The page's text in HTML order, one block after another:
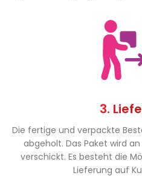
3.
Die fertige und verpackte
abgeholt. Das Paket wird
verschickt. Es besteht die
Lieferung auf